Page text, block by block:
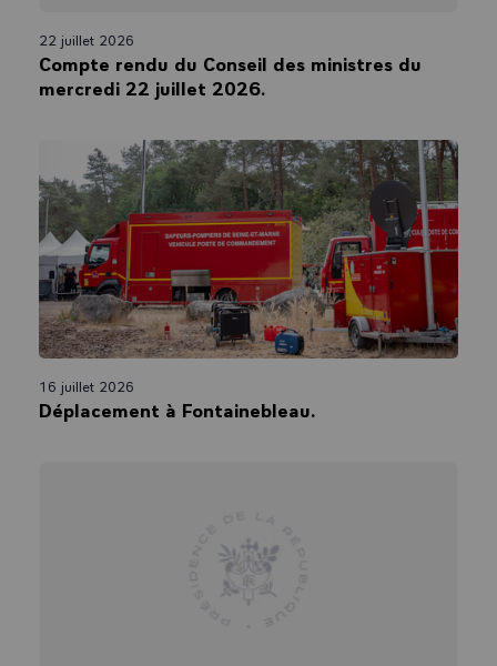
22 juillet 2026
Compte rendu du Conseil des ministres du
mercredi 22 juillet 2026.
16 juillet 2026
Déplacement à Fontainebleau.